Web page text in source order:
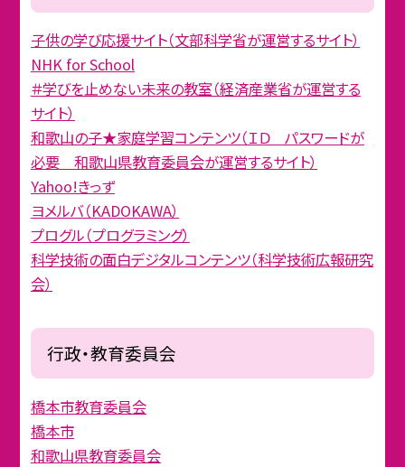
子供の学び応援サイト（文部科学省が運営するサイト）
NHK for School
＃学びを止めない未来の教室（経済産業省が運営する
サイト）
和歌山の子★家庭学習コンテンツ（ＩＤ パスワードが
必要 和歌山県教育委員会が運営するサイト）
Yahoo!きっず
ヨメルバ（KADOKAWA）
プログル（プログラミング）
科学技術の面白デジタルコンテンツ（科学技術広報研究
会）
行政・教育委員会
橋本市教育委員会
橋本市
和歌山県教育委員会